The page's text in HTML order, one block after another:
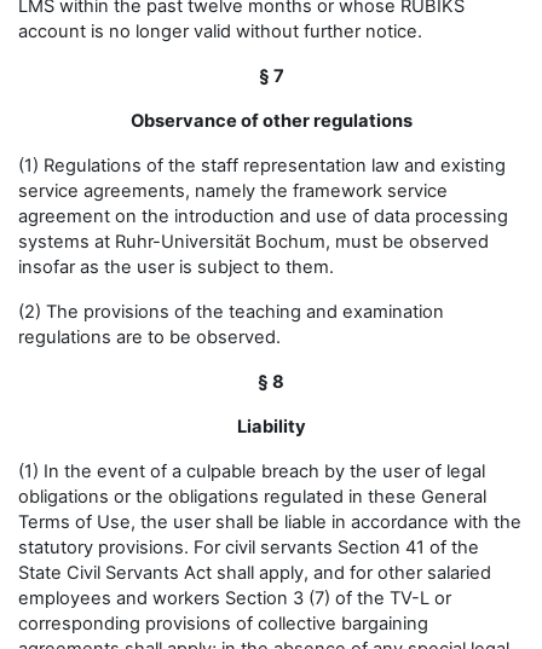
LMS within the past twelve months or whose RUBIKS
account is no longer valid without further notice.
§ 7
Observance of other regulations
(1) Regulations of the staff representation law and existing
service agreements, namely the framework service
agreement on the introduction and use of data processing
systems at Ruhr-Universität Bochum, must be observed
insofar as the user is subject to them.
(2) The provisions of the teaching and examination
regulations are to be observed.
§ 8
Liability
(1) In the event of a culpable breach by the user of legal
obligations or the obligations regulated in these General
Terms of Use, the user shall be liable in accordance with the
statutory provisions. For civil servants Section 41 of the
State Civil Servants Act shall apply, and for other salaried
employees and workers Section 3 (7) of the TV-L or
corresponding provisions of collective bargaining